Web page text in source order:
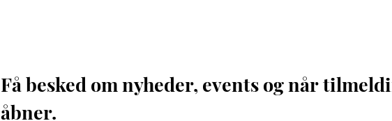
Få besked om nyheder, events og når